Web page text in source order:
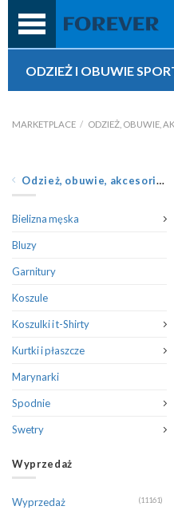
treści
ODZIEŻ I OBUWIE
MARKETPLACE / ODZIEŻ, OBUWIE,
Odzież, obuwie, akcesoria męskie
Bielizna męska
Bluzy
Garnitury
Koszule
Koszulki i t-Shirty
Kurtki i płaszcze
Marynarki
Spodnie
Swetry
Wyprzedaż
Wyprzedaż (11161)